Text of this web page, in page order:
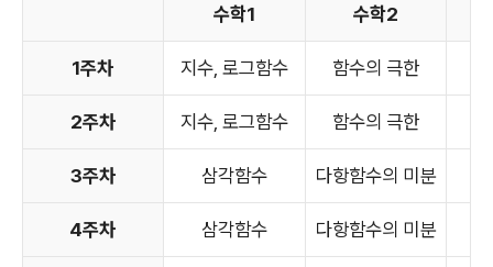
수학1 수학2
1주차 지수, 로그함수 함수의 극한
2주차 지수, 로그함수 함수의 극한
3주차 삼각함수 다항함수의 미분
4주차 삼각함수 다항함수의 미분